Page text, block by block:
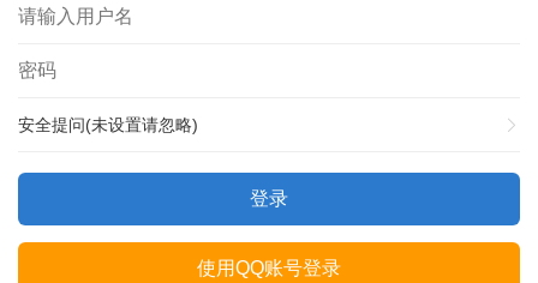
安全提问(未设置请忽略)
登录
使用QQ账号登录